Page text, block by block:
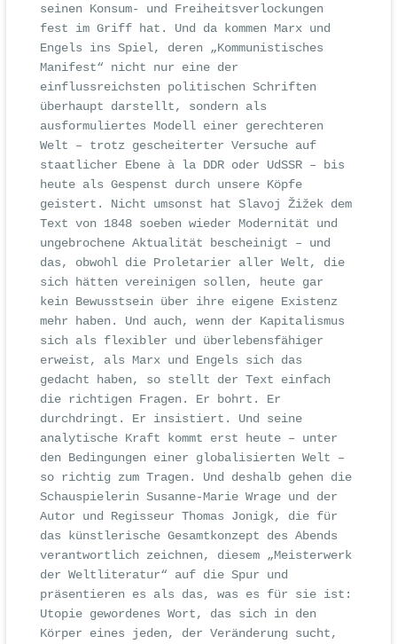
seinen Konsum- und Freiheitsverlockungen
fest im Griff hat. Und da kommen Marx und
Engels ins Spiel, deren „Kommunistisches
Manifest“ nicht nur eine der
einflussreichsten politischen Schriften
überhaupt darstellt, sondern als
ausformuliertes Modell einer gerechteren
Welt – trotz gescheiterter Versuche auf
staatlicher Ebene à la DDR oder UdSSR – bis
heute als Gespenst durch unsere Köpfe
geistert. Nicht umsonst hat Slavoj Žižek dem
Text von 1848 soeben wieder Modernität und
ungebrochene Aktualität bescheinigt – und
das, obwohl die Proletarier aller Welt, die
sich hätten vereinigen sollen, heute gar
kein Bewusstsein über ihre eigene Existenz
mehr haben. Und auch, wenn der Kapitalismus
sich als flexibler und überlebensfähiger
erweist, als Marx und Engels sich das
gedacht haben, so stellt der Text einfach
die richtigen Fragen. Er bohrt. Er
durchdringt. Er insistiert. Und seine
analytische Kraft kommt erst heute – unter
den Bedingungen einer globalisierten Welt –
so richtig zum Tragen. Und deshalb gehen die
Schauspielerin Susanne-Marie Wrage und der
Autor und Regisseur Thomas Jonigk, die für
das künstlerische Gesamtkonzept des Abends
verantwortlich zeichnen, diesem „Meisterwerk
der Weltliteratur“ auf die Spur und
präsentieren es als das, was es für sie ist:
Utopie gewordenes Wort, das sich in den
Körper eines jeden, der Veränderung sucht,